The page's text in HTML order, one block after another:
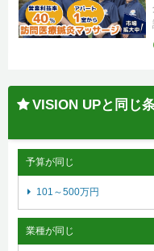
VISION UPと同じ
予算が同じ
101～500万円
業種が同じ